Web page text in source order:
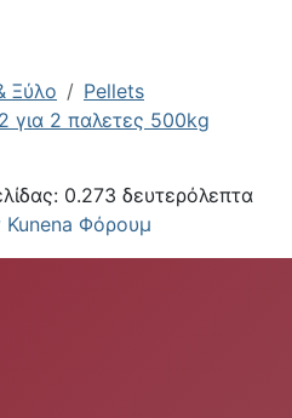
Ξύλο
Pellets
για 2 παλετες 500kg
0.273 δευτερόλεπτα
Kunena Φόρουμ